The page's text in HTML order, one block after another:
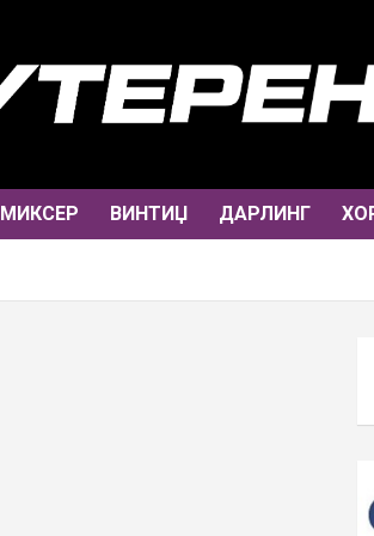
МИКСЕР ВИНТИЏ ДАРЛИНГ